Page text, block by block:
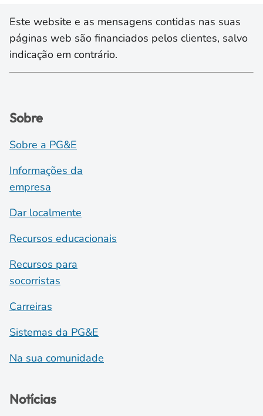
Este website e as mensagens contidas nas suas
páginas web são financiados pelos clientes, salvo
indicação em contrário.
Sobre
Sobre a PG&E
Informações da
empresa
Dar localmente
Recursos educacionais
Recursos para
socorristas
Carreiras
Sistemas da PG&E
Na sua comunidade
Notícias